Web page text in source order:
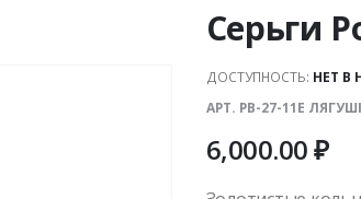
Серьги
ДОСТУПНОСТЬ: НЕТ В
АРТ. PB-27-11E
6,000.00₽